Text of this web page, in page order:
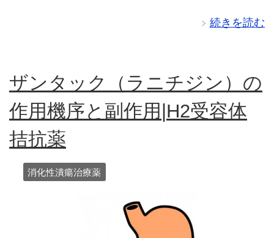
続きを読む
ザンタック（ラニチジン）の
作用機序と副作用|H2受容体
拮抗薬
消化性潰瘍治療薬